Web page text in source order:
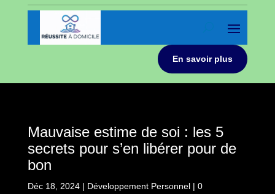
En savoir plus
Mauvaise estime de soi : les 5
secrets pour s’en libérer pour de
bon
Déc 18, 2024| Développement Personnel| 0